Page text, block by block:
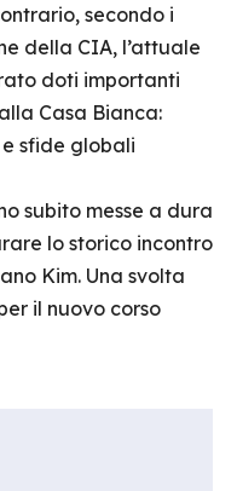
secondo i
della CIA, l’attuale
doti importanti
Casa Bianca:
sfide globali
subito messe a dura
lo storico incontro
Kim. Una svolta
il nuovo corso